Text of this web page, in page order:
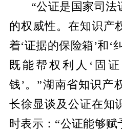
“公证是国家司法
的权威性。在知识产
着‘证据的保险箱’和‘
既能帮权利人‘固
钱’。”湖南省知识产
长徐显谈及公证在知
时表示：“公证能够